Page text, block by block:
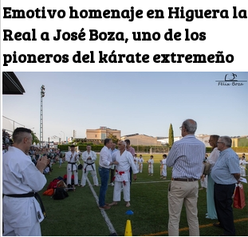
Emotivo homenaje en Higuera la
Real a José Boza, uno de los
pioneros del kárate extremeño